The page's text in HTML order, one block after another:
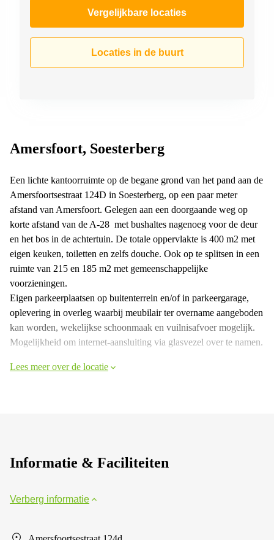
Vergelijkbare locaties
Locaties in de buurt
Amersfoort, Soesterberg
Een lichte kantoorruimte op de begane grond van het pand aan de
Amersfoortsestraat 124D in Soesterberg, op een paar meter
afstand van Amersfoort. Gelegen aan een doorgaande weg op
korte afstand van de A-28 met bushaltes nagenoeg voor de deur
en het bos in de achtertuin. De totale oppervlakte is 400 m2 met
eigen keuken, toiletten en zelfs douche. Ook op te splitsen in een
ruimte van 215 en 185 m2 met gemeenschappelijke
voorzieningen.
Eigen parkeerplaatsen op buitenterrein en/of in parkeergarage,
oplevering in overleg waarbij meubilair ter overname aangeboden
kan worden, wekelijkse schoonmaak en vuilnisafvoer mogelijk.
Mogelijkheid om internet-aansluiting via glasvezel over te namen.
Lees meer over de locatie
Informatie & Faciliteiten
Verberg informatie